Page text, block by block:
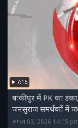
7:16
बांकीपुर में PK का
जनसुराज समर्थकों में
अगस्त 03, 2026 14:15